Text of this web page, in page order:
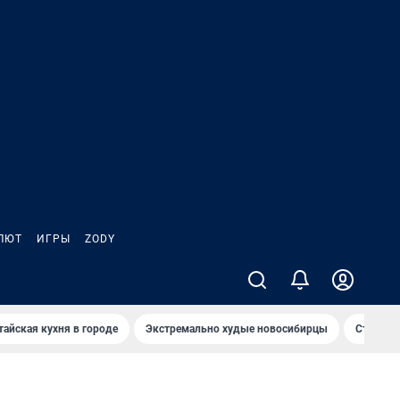
ИГРЫ ZODY
кухня в городе Экстремально худые новосибирцы Старт